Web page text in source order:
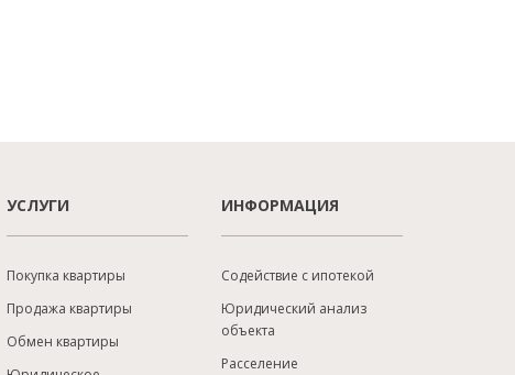
УСЛУГИ
Покупка квартиры
Продажа квартиры
Обмен квартиры
ИНФОРМАЦИЯ
Содействие с ипотекой
Юридический анализ
объекта
Расселение